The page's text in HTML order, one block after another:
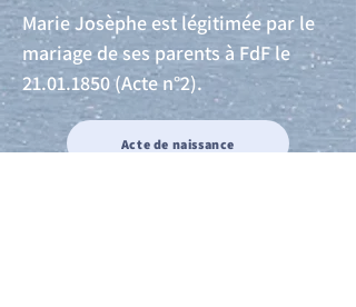
Marie Josèphe est légitimée par le
mariage de ses parents à FdF le
21.01.1850(Acte n°2).
Acte de naissance